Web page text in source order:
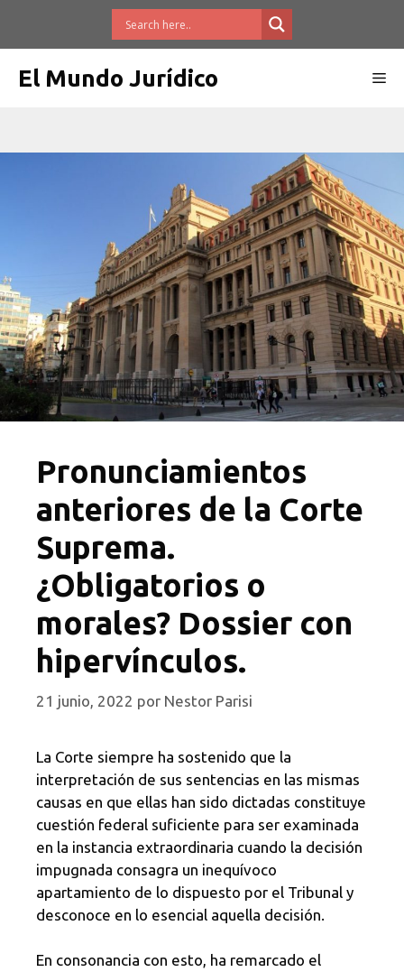
El Mundo Jurídico
Pronunciamientos
anteriores de la Corte
Suprema.
¿Obligatorios o
morales? Dossier con
hipervínculos.
21 junio, 2022 por Nestor Parisi
La Corte siempre ha sostenido que la
interpretación de sus sentencias en las mismas
causas en que ellas han sido dictadas constituye
cuestión federal suficiente para ser examinada
en la instancia extraordinaria cuando la decisión
impugnada consagra un inequívoco
apartamiento de lo dispuesto por el Tribunal y
desconoce en lo esencial aquella decisión.
En consonancia con esto, ha remarcado el